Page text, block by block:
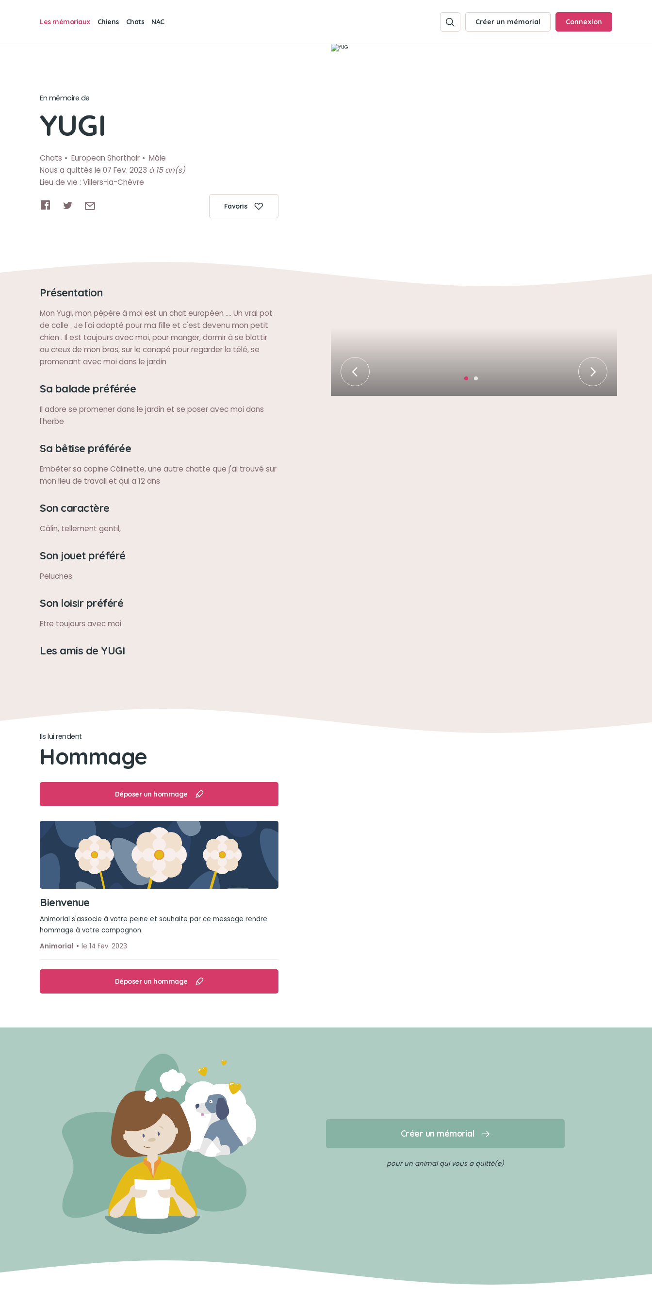
Les mémoriaux Chiens Chats NAC Créer un mémorial Connexion
En mémoire de
YUGI
Chats European Shorthair
Mâle
Nous a quittés le 07 Fev. 2023 à 15 an(s)
Lieu de vie : Villers-la-Chèvre
Favoris
Présentation
Mon Yugi, mon pépère à moi est un chat européen .... Un vrai pot
de colle . Je l'ai adopté pour ma fille et c'est devenu mon petit
chien . Il est toujours avec moi, pour manger, dormir à se blottir
au creux de mon bras, sur le canapé pour regarder la télé, se
promenant avec moi dans le jardin
Sa balade préférée
Il adore se promener dans le jardin et se poser avec moi dans
l'herbe
Sa bêtise préférée
Embêter sa copine Câlinette, une autre chatte que j'ai trouvé sur
mon lieu de travail et qui a 12 ans
Son caractère
Câlin, tellement gentil,
Son jouet préféré
Peluches
Son loisir préféré
Etre toujours avec moi
Les amis de YUGI
Ils lui rendent
Hommage
Déposer un hommage
Bienvenue
Animorial s'associe à votre peine et souhaite par ce message rendre
hommage à votre compagnon.
Animorial
le 14 Fev. 2023
Déposer un hommage
Créer un mémorial
pour un animal qui vous a quitté(e)